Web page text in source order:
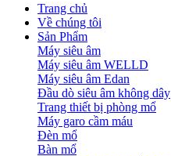
Trang chủ
Về chúng tôi
Sản Phẩm
Máy siêu âm
Máy siêu âm WELLD
Máy siêu âm Edan
Đầu dò siêu âm không dây
Trang thiết bị phòng mổ
Máy garo cầm máu
Đèn mổ
Bàn mổ